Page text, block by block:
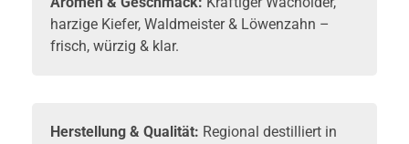
harzige Kiefer, Waldmeister & Löwenzahn –
frisch, würzig & klar.
Herstellung & Qualität: Regional destilliert in